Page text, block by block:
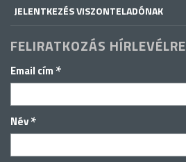
JELENTKEZÉS VISZONTELADÓNAK
FELIRATKOZÁS HÍRLEVÉLRE
Email cím *
Név*